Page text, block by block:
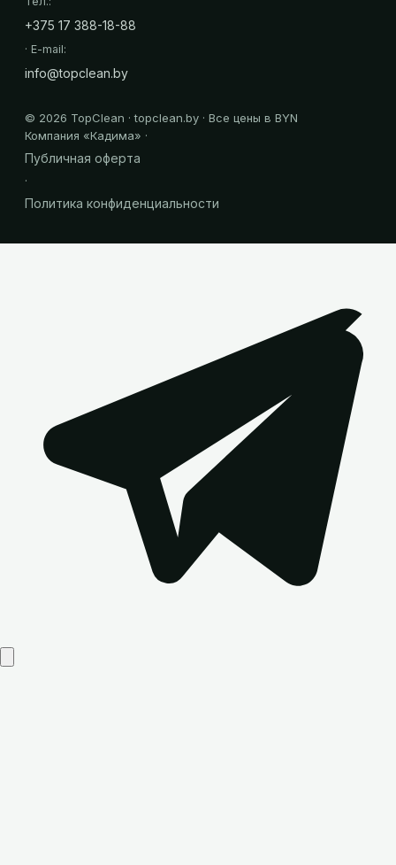
+375 17 388-18-88
· E-mail:
info@topclean.by
© 2026 TopClean · topclean.by · Все цены в BYN
Компания «Кадима» ·
Публичная оферта
·
Политика конфиденциальности